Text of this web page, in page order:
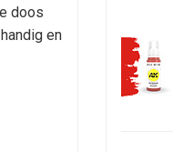
doos
en